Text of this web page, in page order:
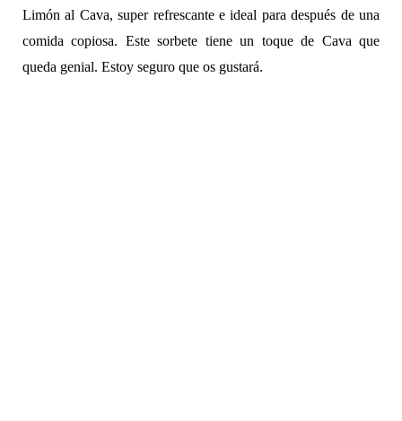
Limón al Cava, super refrescante e ideal para después de una
comida copiosa. Este sorbete tiene un toque de Cava que
queda genial. Estoy seguro que os gustará.